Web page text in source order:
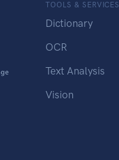
TOOLS & SERVICES
Dictionary
OCR
Text Analysis
Vision